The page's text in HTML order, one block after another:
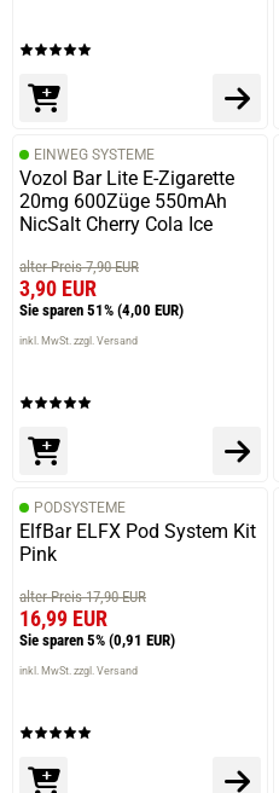
EINWEG SYSTEME
Vozol Bar Lite E-Zigarette
20mg 600Züge 550mAh
NicSalt Cherry Cola Ice
alter Preis 7,90 EUR
3,90 EUR
Sie sparen 51% (4,00 EUR)
inkl. MwSt. zzgl. Versand
PODSYSTEME
ElfBar ELFX Pod System Kit
Pink
alter Preis 17,90 EUR
16,99 EUR
Sie sparen 5% (0,91 EUR)
inkl. MwSt. zzgl. Versand